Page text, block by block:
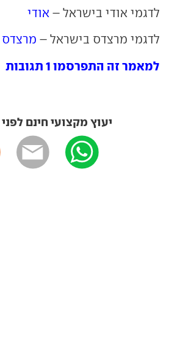
לדגמי אודי בישראל – אודי
לדגמי מרצדס בישראל – מרצדס
למאמר זה התפרסמו 1 תגובות
יעוץ מקצועי חינם